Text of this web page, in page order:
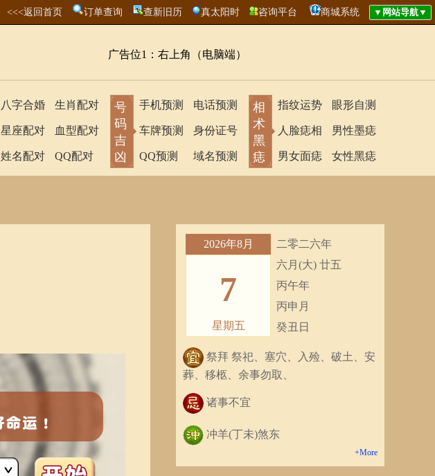
<<<返回首页 订单查询 查新旧历 真太阳时 咨询平台 商城系统
广告位1：右上角（电脑端）
八字合婚
星座配对
姓名配对
生肖配对
血型配对
QQ配对
号
码
吉
凶
手机预测
车牌预测
QQ预测
电话预测
身份证号
域名预测
相
术
黑
痣
指纹运势
人脸痣相
男女面痣
眼形自测
男性墨痣
女性黑痣
2026年8月
7
星期五
二零二六年
六月(大) 廿五
丙午年
丙申月
癸丑日
祭拜 祭祀、塞穴、入殓、破土、安
葬、移柩、余事勿取、
诸事不宜
冲羊(丁未)煞东
+More